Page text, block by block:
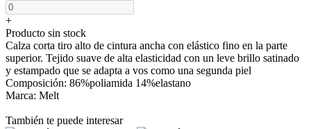
+
Producto sin stock
Calza corta tiro alto de cintura ancha con elástico fino en la parte
superior. Tejido suave de alta elasticidad con un leve brillo satinado
y estampado que se adapta a vos como una segunda piel
Composición: 86%poliamida 14%elastano
Marca: Melt
También te puede interesar